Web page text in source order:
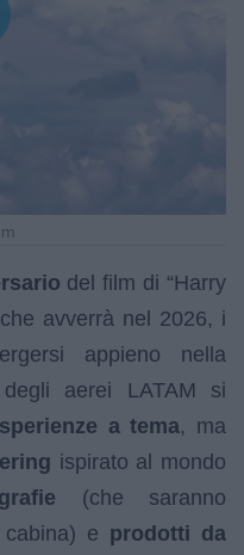
del film di “Harry
avverrà nel 2026, i
appieno nella
aerei LATAM si
a tema, ma
ispirato al mondo
(che saranno
cabina) e prodotti da